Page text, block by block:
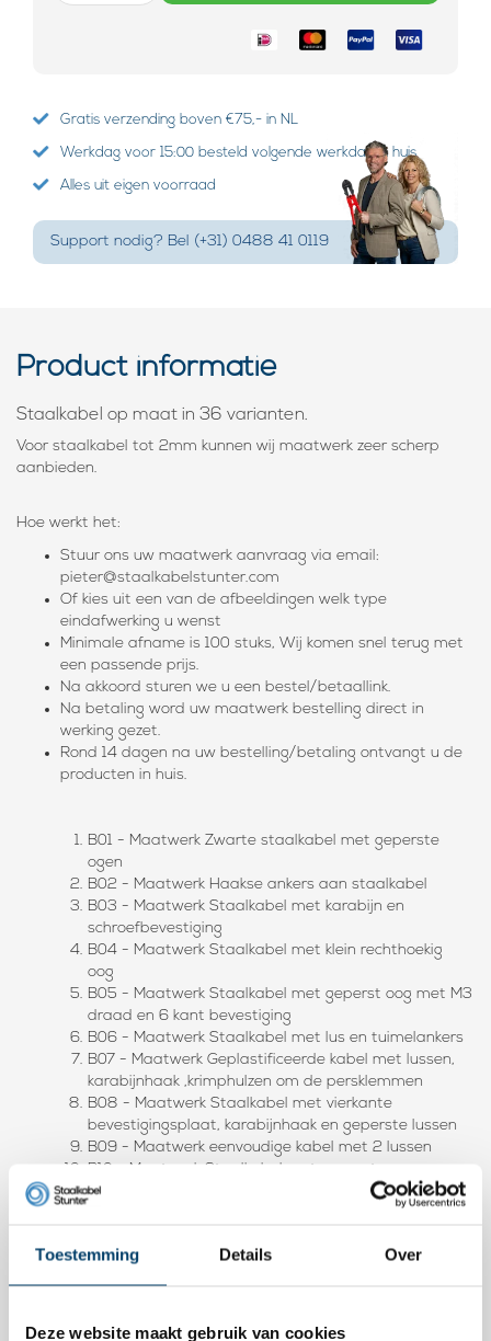
Toestemming Details Over
Deze website maakt gebruik van cookies
Gratis verzending boven €75,- in NL
Werkdag voor 15:00 besteld volgende werkdag in huis
Alles uit eigen voorraad
Support nodig? Bel (+31) 0488 41 0119
Product informatie
Staalkabel op maat in 36 varianten.
Voor staalkabel tot 2mm kunnen wij maatwerk zeer scherp
aanbieden.
Hoe werkt het:
Stuur ons uw maatwerk aanvraag via email:
pieter@staalkabelstunter.com
Of kies uit een van de afbeeldingen welk type
eindafwerking u wenst
Minimale afname is 100 stuks, Wij komen snel terug met
een passende prijs.
Na akkoord sturen we u een bestel/betaallink.
Na betaling word uw maatwerk bestelling direct in
werking gezet.
Rond 14 dagen na uw bestelling/betaling ontvangt u de
producten in huis.
B01 - Maatwerk Zwarte staalkabel met geperste
ogen
B02 - Maatwerk Haakse ankers aan staalkabel
B03 - Maatwerk Staalkabel met karabijn en
schroefbevestiging
B04 - Maatwerk Staalkabel met klein rechthoekig
oog
B05 - Maatwerk Staalkabel met geperst oog met M3
draad en 6 kant bevestiging
B06 - Maatwerk Staalkabel met lus en tuimelankers
B07 - Maatwerk Geplastificeerde kabel met lussen,
karabijnhaak ,krimphulzen om de persklemmen
B08 - Maatwerk Staalkabel met vierkante
bevestigingsplaat, karabijnhaak en geperste lussen
B09 - Maatwerk eenvoudige kabel met 2 lussen
B10 - Maatwerk Staalkabel met geperst oog en
geperste haak
B11 - Maatwerk Staalkabel met geperste zware ogen
en bevestigingsoog
B14 - Maatwerk staalkabel geïsoleerd met